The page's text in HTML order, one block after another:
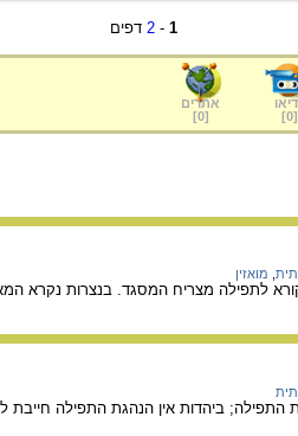
1
-
2 דפים
[
0
]
אתרים
[
0
]
מואזין
מצריח המסגד. בנצרות נקרא
ביהדות אין הנהגת התפילה חייבת